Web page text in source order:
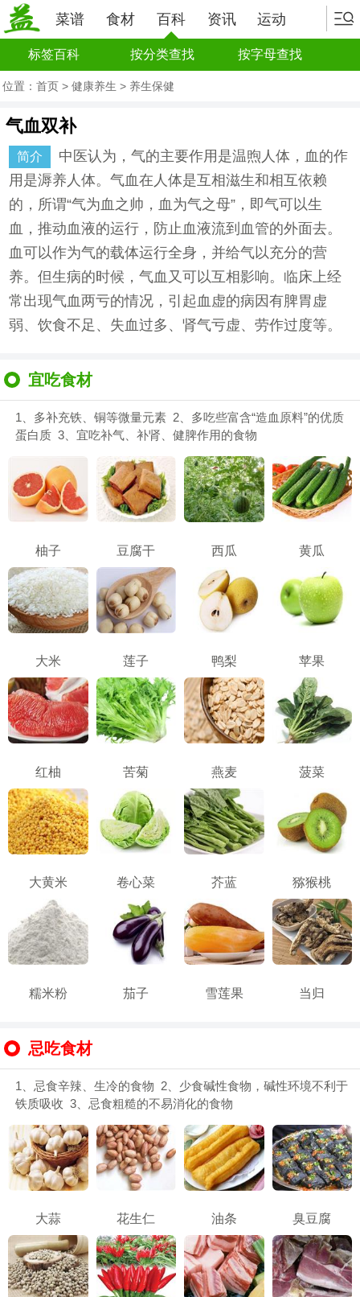
菜谱 食材 百科 资讯 运动
标签百科 按分类查找 按字母查找
位置： 首页 > 健康养生 > 养生保健
气血双补
简介
中医认为，气的主要作用是温煦人体，血的作
用是溽养人体。气血在人体是互相滋生和相互依赖
的，所谓“气为血之帅，血为气之母”，即气可以生
血，推动血液的运行，防止血液流到血管的外面去。
血可以作为气的载体运行全身，并给气以充分的营
养。但生病的时候，气血又可以互相影响。临床上经
常出现气血两亏的情况，引起血虚的病因有脾胃虚
弱、饮食不足、失血过多、肾气亏虚、劳作过度等。
宜吃食材
1、多补充铁、铜等微量元素 2、多吃些富含“造血原料”的优质
蛋白质 3、宜吃补气、补肾、健脾作用的食物
柚子 豆腐干 西瓜 黄瓜
大米 莲子 鸭梨 苹果
红柚 苦菊 燕麦 菠菜
大黄米 卷心菜 芥蓝 猕猴桃
糯米粉 茄子 雪莲果 当归
忌吃食材
1、忌食辛辣、生冷的食物 2、少食碱性食物，碱性环境不利于
铁质吸收 3、忌食粗糙的不易消化的食物
大蒜 花生仁 油条 臭豆腐